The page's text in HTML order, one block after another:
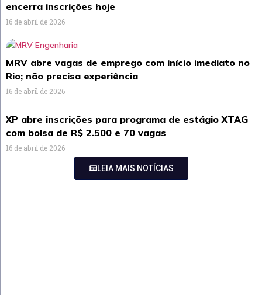
encerra inscrições hoje
16 de abril de 2026
MRV abre vagas de emprego com início imediato no
Rio; não precisa experiência
16 de abril de 2026
XP abre inscrições para programa de estágio XTAG
com bolsa de R$ 2.500 e 70 vagas
16 de abril de 2026
LEIA MAIS NOTÍCIAS